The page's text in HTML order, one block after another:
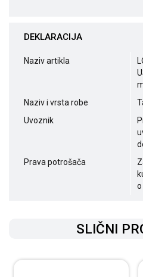
DEKLARACIJA
Naziv artikla
Naziv i vrsta robe
Uvoznik
Prava potrošača
SLIČNI